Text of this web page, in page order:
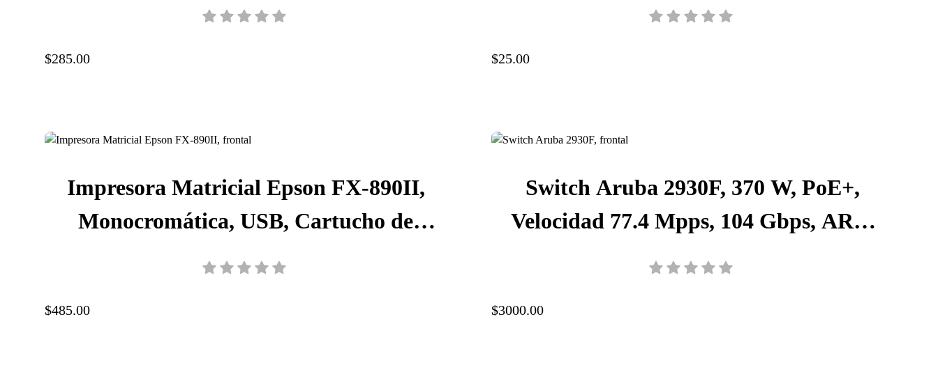
$285.00 $25.00
Impresora Matricial Epson FX-890II,
Monocromática, USB, Cartucho de
$485.00
Switch Aruba 2930F, 370 W, PoE+,
Velocidad 77.4 Mpps, 104 Gbps, ARM
$3000.00